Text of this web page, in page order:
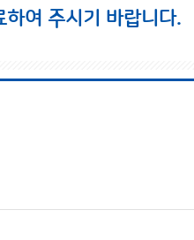
여 주시기 바랍니다.